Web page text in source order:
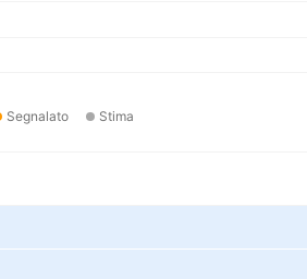
Segnalato Stima